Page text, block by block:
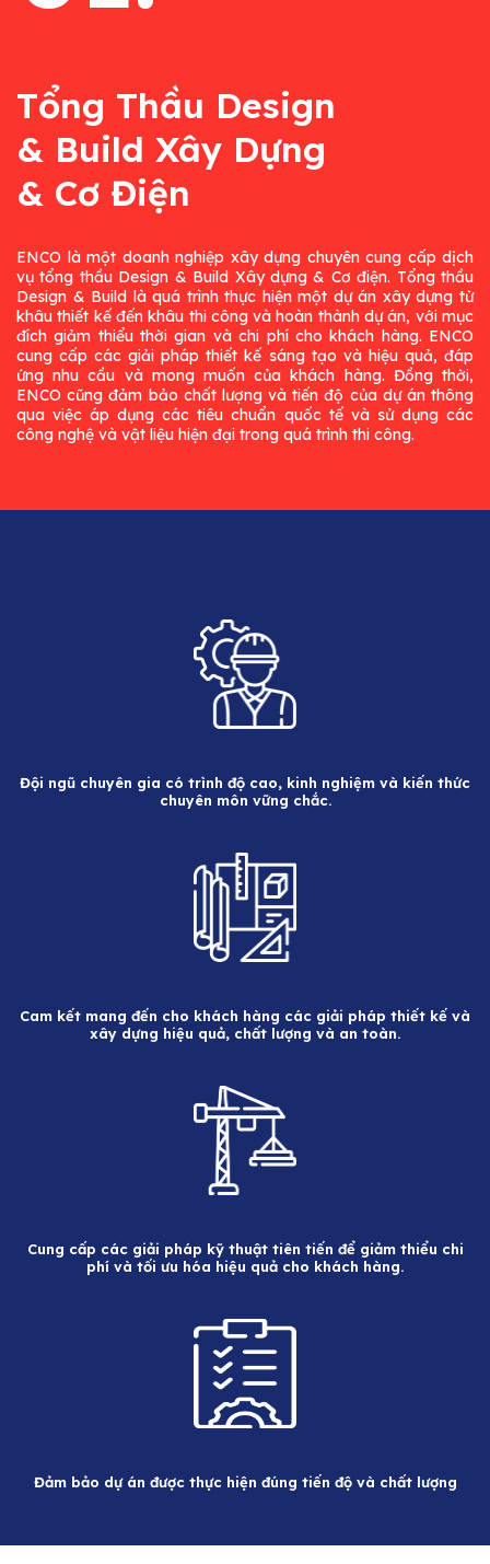
Tổng Thầu Design
& Build Xây Dựng
& Cơ Điện
ENCO là một doanh nghiệp xây dựng chuyên cung cấp dịch
vụ tổng thầu Design & Build Xây dựng & Cơ điện. Tổng thầu
Design & Build là quá trình thực hiện một dự án xây dựng từ
khâu thiết kế đến khâu thi công và hoàn thành dự án, với mục
đích giảm thiểu thời gian và chi phí cho khách hàng. ENCO
cung cấp các giải pháp thiết kế sáng tạo và hiệu quả, đáp
ứng nhu cầu và mong muốn của khách hàng. Đồng thời,
ENCO cũng đảm bảo chất lượng và tiến độ của dự án thông
qua việc áp dụng các tiêu chuẩn quốc tế và sử dụng các
công nghệ và vật liệu hiện đại trong quá trình thi công.
Đội ngũ chuyên gia có trình độ cao, kinh nghiệm và kiến thức
chuyên môn vững chắc.
Cam kết mang đến cho khách hàng các giải pháp thiết kế và
xây dựng hiệu quả, chất lượng và an toàn.
Cung cấp các giải pháp kỹ thuật tiên tiến để giảm thiểu chi
phí và tối ưu hóa hiệu quả cho khách hàng.
Đảm bảo dự án được thực hiện đúng tiến độ và chất lượng